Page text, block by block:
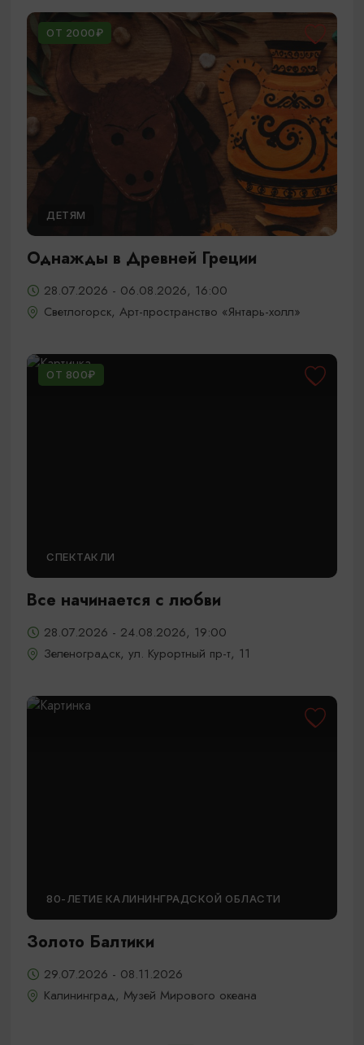
ОТ 2000₽
ДЕТЯМ
Однажды в Древней Греции
28.07.2026 - 06.08.2026, 16:00
Светлогорск, Арт-пространство «Янтарь-холл»
ОТ 800₽
СПЕКТАКЛИ
Все начинается с любви
28.07.2026 - 24.08.2026, 19:00
Зеленоградск, ул. Курортный пр-т, 11
80-ЛЕТИЕ КАЛИНИНГРАДСКОЙ ОБЛАСТИ
Золото Балтики
29.07.2026 - 08.11.2026
Калининград, Музей Мирового океана